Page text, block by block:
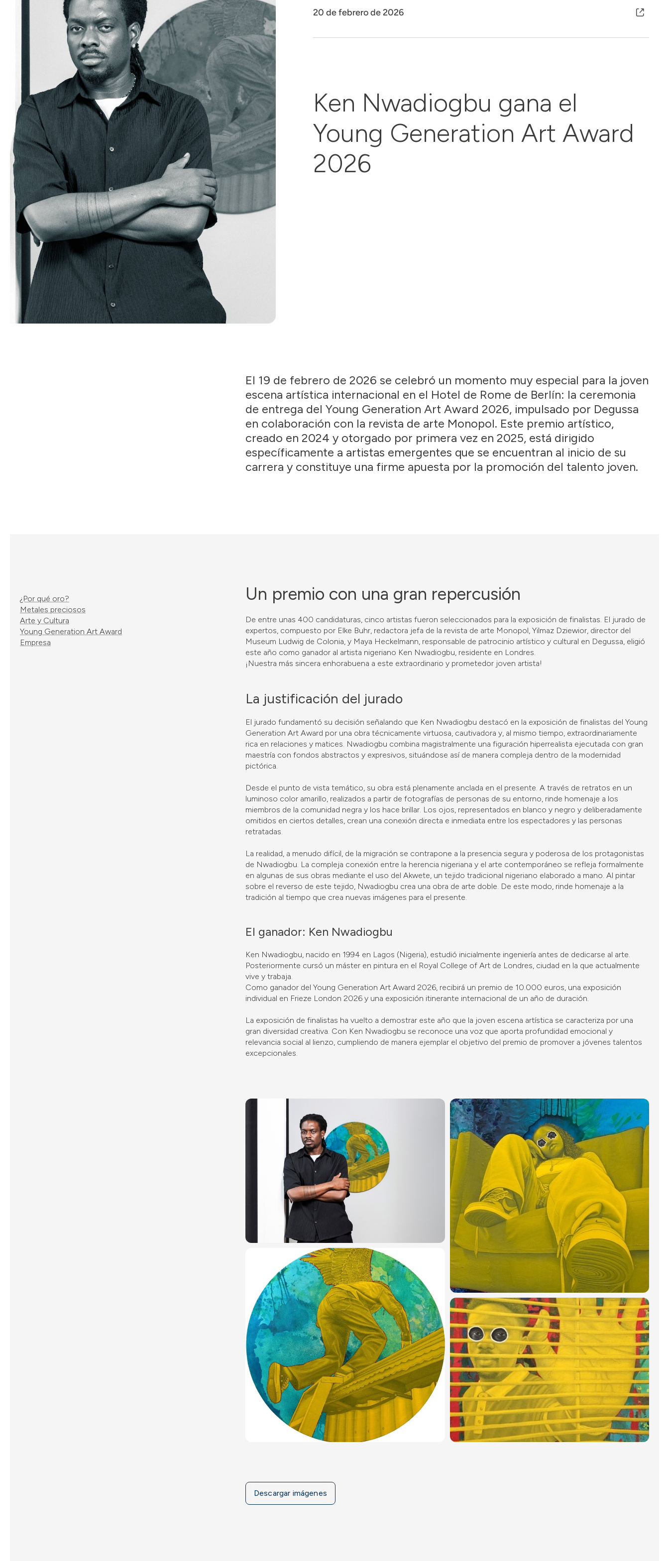
20 de febrero de 2026
Ken Nwadiogbu gana el
Young Generation Art Award
2026
El 19 de febrero de 2026 se celebró un momento muy especial para la joven
escena artística internacional en el Hotel de Rome de Berlín: la ceremonia
de entrega del Young Generation Art Award 2026, impulsado por Degussa
en colaboración con la revista de arte Monopol. Este premio artístico,
creado en 2024 y otorgado por primera vez en 2025, está dirigido
específicamente a artistas emergentes que se encuentran al inicio de su
carrera y constituye una firme apuesta por la promoción del talento joven.
¿Por qué oro?
Metales preciosos
Arte y Cultura
Young Generation Art Award
Empresa
Un premio con una gran repercusión
De entre unas 400 candidaturas, cinco artistas fueron seleccionados para la exposición de finalistas. El jurado de
expertos, compuesto por Elke Buhr, redactora jefa de la revista de arte Monopol, Yilmaz Dziewior, director del
Museum Ludwig de Colonia, y Maya Heckelmann, responsable de patrocinio artístico y cultural en Degussa, eligió
este año como ganador al artista nigeriano Ken Nwadiogbu, residente en Londres.
¡Nuestra más sincera enhorabuena a este extraordinario y prometedor joven artista!
La justificación del jurado
El jurado fundamentó su decisión señalando que Ken Nwadiogbu destacó en la exposición de finalistas del Young
Generation Art Award por una obra técnicamente virtuosa, cautivadora y, al mismo tiempo, extraordinariamente
rica en relaciones y matices. Nwadiogbu combina magistralmente una figuración hiperrealista ejecutada con gran
maestría con fondos abstractos y expresivos, situándose así de manera compleja dentro de la modernidad
pictórica.
Desde el punto de vista temático, su obra está plenamente anclada en el presente. A través de retratos en un
luminoso color amarillo, realizados a partir de fotografías de personas de su entorno, rinde homenaje a los
miembros de la comunidad negra y los hace brillar. Los ojos, representados en blanco y negro y deliberadamente
omitidos en ciertos detalles, crean una conexión directa e inmediata entre los espectadores y las personas
retratadas.
La realidad, a menudo difícil, de la migración se contrapone a la presencia segura y poderosa de los protagonistas
de Nwadiogbu. La compleja conexión entre la herencia nigeriana y el arte contemporáneo se refleja formalmente
en algunas de sus obras mediante el uso del Akwete, un tejido tradicional nigeriano elaborado a mano. Al pintar
sobre el reverso de este tejido, Nwadiogbu crea una obra de arte doble. De este modo, rinde homenaje a la
tradición al tiempo que crea nuevas imágenes para el presente.
El ganador: Ken Nwadiogbu
Ken Nwadiogbu, nacido en 1994 en Lagos (Nigeria), estudió inicialmente ingeniería antes de dedicarse al arte.
Posteriormente cursó un máster en pintura en el Royal College of Art de Londres, ciudad en la que actualmente
vive y trabaja.
Como ganador del Young Generation Art Award 2026, recibirá un premio de 10.000 euros, una exposición
individual en Frieze London 2026 y una exposición itinerante internacional de un año de duración.
La exposición de finalistas ha vuelto a demostrar este año que la joven escena artística se caracteriza por una
gran diversidad creativa. Con Ken Nwadiogbu se reconoce una voz que aporta profundidad emocional y
relevancia social al lienzo, cumpliendo de manera ejemplar el objetivo del premio de promover a jóvenes talentos
excepcionales.
Descargar imágenes